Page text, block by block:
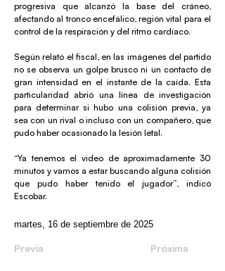
progresiva que alcanzó la base del cráneo,
afectando al tronco encefálico, región vital para el
control de la respiración y del ritmo cardíaco.
Según relató el fiscal, en las imágenes del partido
no se observa un golpe brusco ni un contacto de
gran intensidad en el instante de la caída. Esta
particularidad abrió una línea de investigación
para determinar si hubo una colisión previa, ya
sea con un rival o incluso con un compañero, que
pudo haber ocasionado la lesión letal.
“Ya tenemos el video de aproximadamente 30
minutos y vamos a estar buscando alguna colisión
que pudo haber tenido el jugador”, indicó
Escobar.
martes, 16 de septiembre de 2025
Previa Próxima